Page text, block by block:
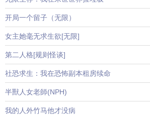
开局一个留子（无限）
女主她毫无求生欲[无限]
第二人格[规则怪谈]
社恐求生：我在恐怖副本租房续命
半獸人女老師(NPH)
我的人外竹马他才没病